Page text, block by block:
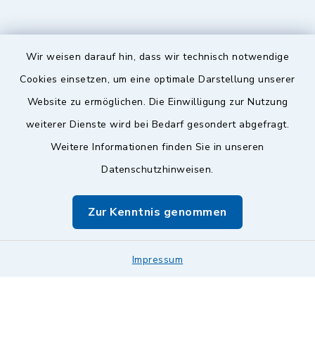
Wir weisen darauf hin, dass wir technisch notwendige
Cookies einsetzen, um eine optimale Darstellung unserer
Website zu ermöglichen. Die Einwilligung zur Nutzung
weiterer Dienste wird bei Bedarf gesondert abgefragt.
Weitere Informationen finden Sie in unseren
Datenschutzhinweisen.
Zur Kenntnis genommen
Impressum
Sicherer Kontakt
Datenschutz
Sitemap
Leitweg-ID & Rechnungsadressen